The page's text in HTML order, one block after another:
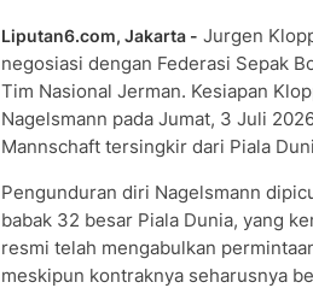
Liputan6.com, Jakarta - Jurgen
negosiasi dengan Federasi Sepak
Tim Nasional Jerman. Kesiapan
Nagelsmann pada Jumat, 3 Juli
Mannschaft tersingkir dari Piala
Pengunduran diri Nagelsmann
babak 32 besar Piala Dunia, yang
resmi telah mengabulkan
meskipun kontraknya seharusnya